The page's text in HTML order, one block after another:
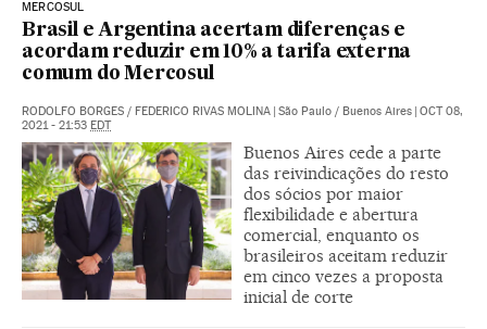
MERCOSUL
Brasil e Argentina acertam diferenças e
acordam reduzir em 10% a tarifa externa
comum do Mercosul
RODOLFO BORGES / FEDERICO RIVAS MOLINA São Paulo / Buenos Aires OCT 08,
2021 - 21:53 EDT
Buenos Aires cede a parte
das reivindicações do resto
dos sócios por maior
flexibilidade e abertura
comercial, enquanto os
brasileiros aceitam reduzir
em cinco vezes a proposta
inicial de corte